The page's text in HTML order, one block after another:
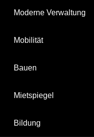
Moderne Verwaltung
Mobilität
Bauen
Mietspiegel
Bildung